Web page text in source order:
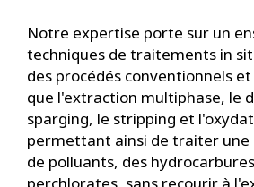
Notre expertise porte sur un
techniques de traitements in
des procédés conventionnels
que l'extraction multiphase, le
sparging, le stripping et
permettant ainsi de traiter une
de polluants, des